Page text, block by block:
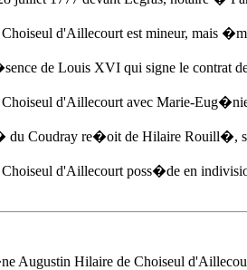
d'Aillecourt est mineur, mais
de Louis XVI qui signe le contrat
d'Aillecourt avec Marie-
Coudray re�oit de Hilaire Rouill�,
d'Aillecourt poss�de en
Augustin Hilaire de Choiseul